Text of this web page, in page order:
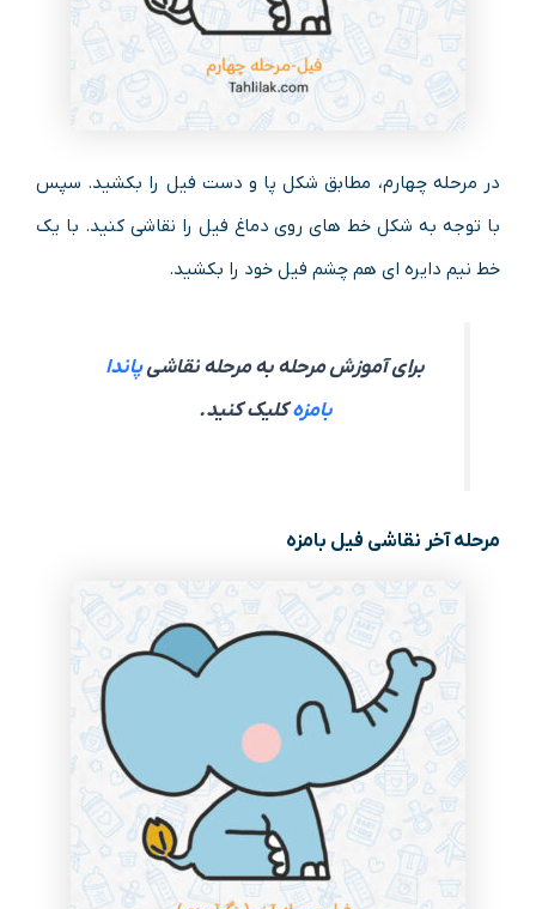
در مرحله چهارم، مطابق شکل پا و دست فیل را بکشید. سپس
با توجه به شکل خط های روی دماغ فیل را نقاشی کنید. با یک
خط نیم دایره ای هم چشم فیل خود را بکشید.
برای آموزش مرحله به مرحله نقاشیپاندا
بامزهکلیک کنید.
مرحله آخر نقاشی فیل بامزه